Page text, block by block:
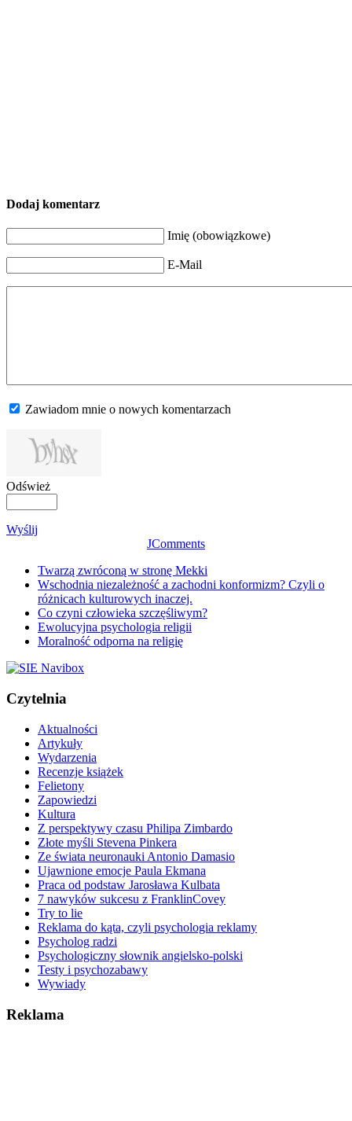
Dodaj komentarz
Imię (obowiązkowe)
E-Mail
Zawiadom mnie o nowych komentarzach
Odśwież
Wyślij
JComments
Twarzą zwróconą w stronę Mekki
Wschodnia niezależność a zachodni konformizm? Czyli o
różnicach kulturowych inaczej.
Co czyni człowieka szczęśliwym?
Ewolucyjna psychologia religii
Moralność odporna na religię
Czytelnia
Aktualności
Artykuły
Wydarzenia
Recenzje książek
Felietony
Zapowiedzi
Kultura
Z perspektywy czasu Philipa Zimbardo
Złote myśli Stevena Pinkera
Ze świata neuronauki Antonio Damasio
Ujawnione emocje Paula Ekmana
Praca od podstaw Jarosława Kulbata
7 nawyków sukcesu z FranklinCovey
Try to lie
Reklama do kąta, czyli psychologia reklamy
Psycholog radzi
Psychologiczny słownik angielsko-polski
Testy i psychozabawy
Wywiady
Reklama